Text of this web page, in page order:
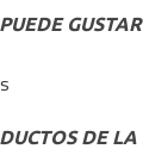
GUSTAR
DE